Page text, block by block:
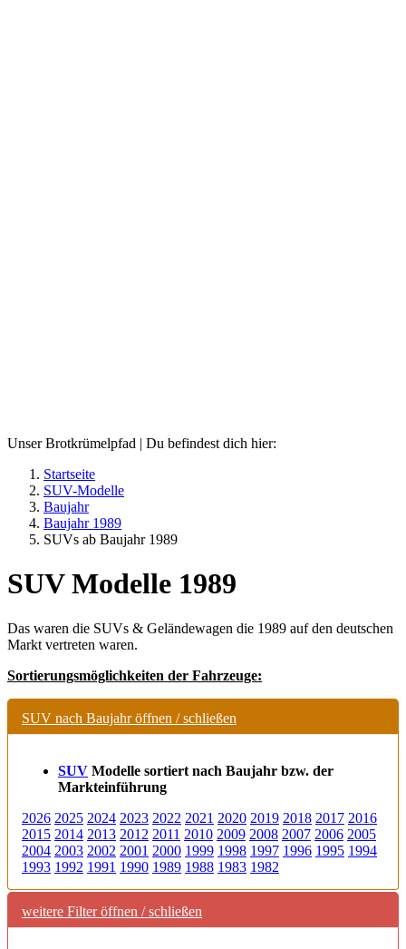
Unser Brotkrümelpfad | Du befindest dich hier:
Startseite
SUV-Modelle
Baujahr
Baujahr 1989
SUVs ab Baujahr 1989
SUV Modelle 1989
Das waren die SUVs & Geländewagen die 1989 auf den deutschen
Markt vertreten waren.
Sortierungsmöglichkeiten der Fahrzeuge:
SUV nach Baujahr öffnen / schließen
SUV Modelle sortiert nach Baujahr bzw. der
Markteinführung
2026 2025 2024 2023 2022 2021 2020 2019 2018 2017 2016
2015 2014 2013 2012 2011 2010 2009 2008 2007 2006 2005
2004 2003 2002 2001 2000 1999 1998 1997 1996 1995 1994
1993 1992 1991 1990 1989 1988 1983 1982
weitere Filter öffnen / schließen